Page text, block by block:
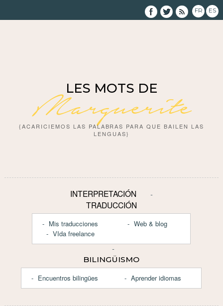
FR ES
LES MOTS DE
Marguerite
{ACARICIEMOS LAS PALABRAS PARA QUE BAILEN LAS
LENGUAS}
INTERPRETACIÓN
TRADUCCIÓN
Mis traducciones
VIda freelance
Web & blog
BILINGÜISMO
Encuentros bilingües
Aprender idiomas